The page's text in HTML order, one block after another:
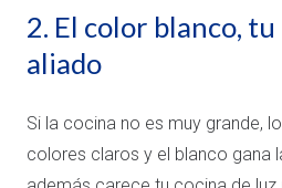
2. El color blanco,
aliado
Si la cocina no es muy grande,
colores claros y el blanco gana